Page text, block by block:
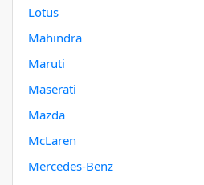
Lotus
Mahindra
Maruti
Maserati
Mazda
McLaren
Mercedes-Benz